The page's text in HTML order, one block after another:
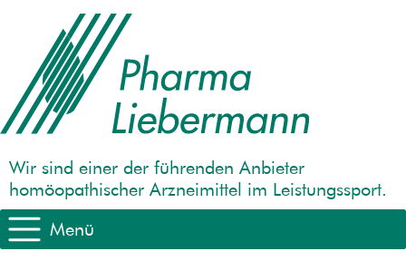
Wir sind einer der führenden Anbieter
homöopathischer Arzneimittel im Leistungssport.
Menü